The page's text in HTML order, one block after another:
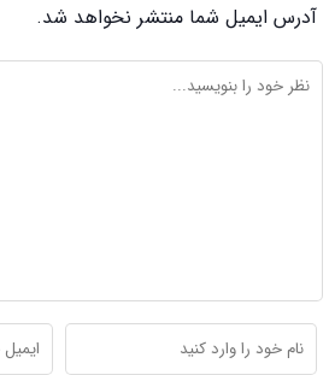
آدرس ایمیل شما منتشر نخواهد شد.